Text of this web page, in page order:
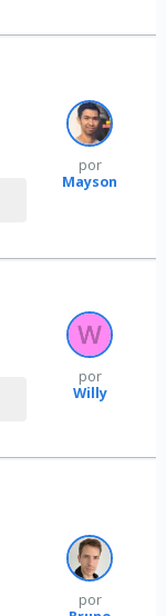
por
Mayson
por
Willy
por